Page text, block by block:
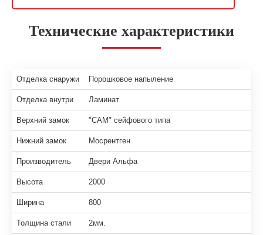
Технические характеристики
Отделка снаружи Порошковое напыление
Отделка внутри Ламинат
Верхний замок "САМ" сейфового типа
Нижний замок Мосрентген
Производитель Двери Альфа
Высота 2000
Ширина 800
Толщина стали 2мм.